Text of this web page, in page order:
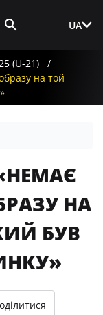
UA
(U-21)
на той
НА
БУВ